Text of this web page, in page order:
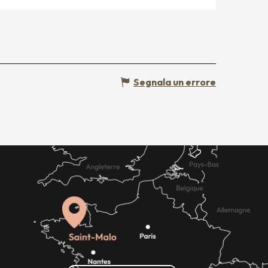
Segnala un errore